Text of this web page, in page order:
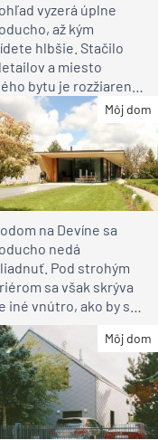
vyzerá úplne
až kým
hlbšie. Stačilo
a miesto
bytu je rozžiarené
pre rodinu
Môj dom
na Devíne sa
nedá
Pod strohým
sa však skrýva
iné vnútro, ako by ste
Môj dom